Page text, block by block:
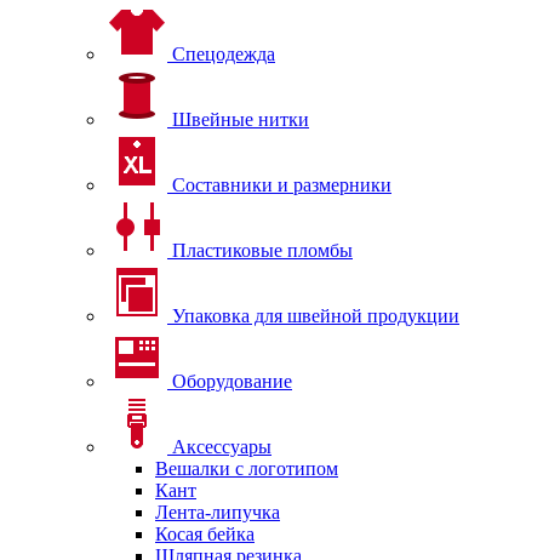
Спецодежда
Швейные нитки
Составники и размерники
Пластиковые пломбы
Упаковка для швейной продукции
Оборудование
Аксессуары
Вешалки с логотипом
Кант
Лента-липучка
Косая бейка
Шляпная резинка